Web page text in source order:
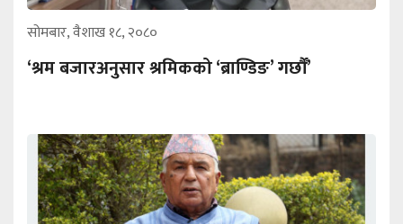
सोमबार, वैशाख १८, २०८०
‘श्रम बजारअनुसार श्रमिकको ‘ब्राण्डिङ’ गर्छौं’